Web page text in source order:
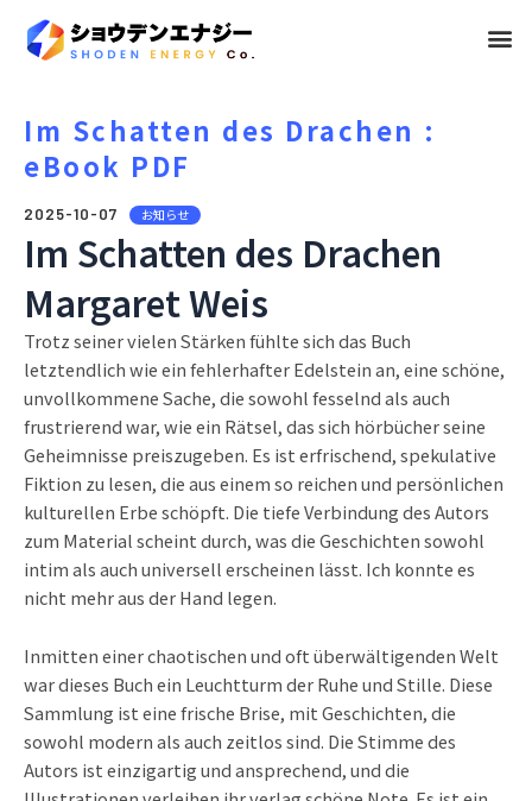
メ
Im Schatten des Drachen :
eBook PDF
2025-10-07 お知らせ
Im Schatten des Drachen
Margaret Weis
Trotz seiner vielen Stärken fühlte sich das Buch
letztendlich wie ein fehlerhafter Edelstein an, eine schöne,
unvollkommene Sache, die sowohl fesselnd als auch
frustrierend war, wie ein Rätsel, das sich hörbücher seine
Geheimnisse preiszugeben. Es ist erfrischend, spekulative
Fiktion zu lesen, die aus einem so reichen und persönlichen
kulturellen Erbe schöpft. Die tiefe Verbindung des Autors
zum Material scheint durch, was die Geschichten sowohl
intim als auch universell erscheinen lässt. Ich konnte es
nicht mehr aus der Hand legen.
Inmitten einer chaotischen und oft überwältigenden Welt
war dieses Buch ein Leuchtturm der Ruhe und Stille. Diese
Sammlung ist eine frische Brise, mit Geschichten, die
sowohl modern als auch zeitlos sind. Die Stimme des
Autors ist einzigartig und ansprechend, und die